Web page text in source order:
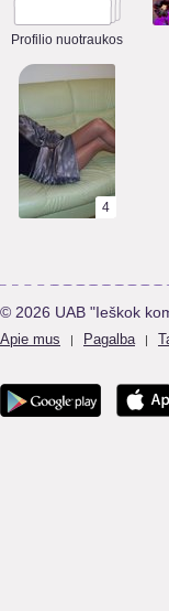
Profilio nuotraukos
4
© 2026 UAB "Ieškok
Apie mus | Pagalba |